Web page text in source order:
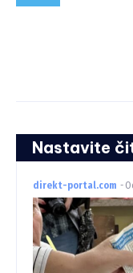
Nastavite
direkt-portal.com -